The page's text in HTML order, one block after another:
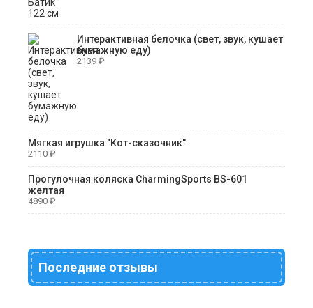
Интерактивная белочка (свет, звук, кушает
бумажную еду)
2139 ₽
Мягкая игрушка "Кот-сказочник"
2110 ₽
Прогулочная коляска CharmingSports BS-601
желтая
4890 ₽
Последние отзывы